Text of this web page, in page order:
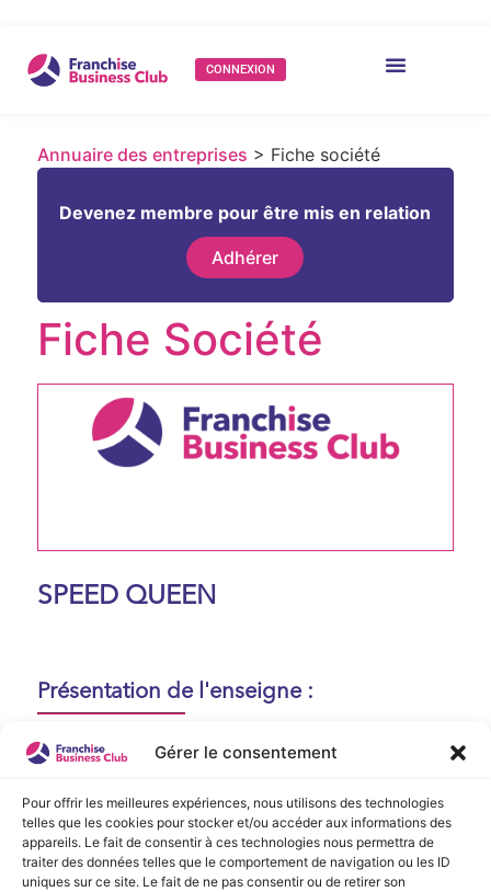
Gérer le consentement
Pour offrir les meilleures expériences, nous utilisons des technologies
telles que les cookies pour stocker et/ou accéder aux informations des
appareils. Le fait de consentir à ces technologies nous permettra de
traiter des données telles que le comportement de navigation ou les ID
uniques sur ce site. Le fait de ne pas consentir ou de retirer son
CONNEXION
Annuaire des entreprises > Fiche société
Devenez membre pour être mis en relation
Adhérer
Fiche Société
SPEED QUEEN
Présentation de l'enseigne :
Aucune présentation n'est disponible
actuellement !
Vidéo de Présentation